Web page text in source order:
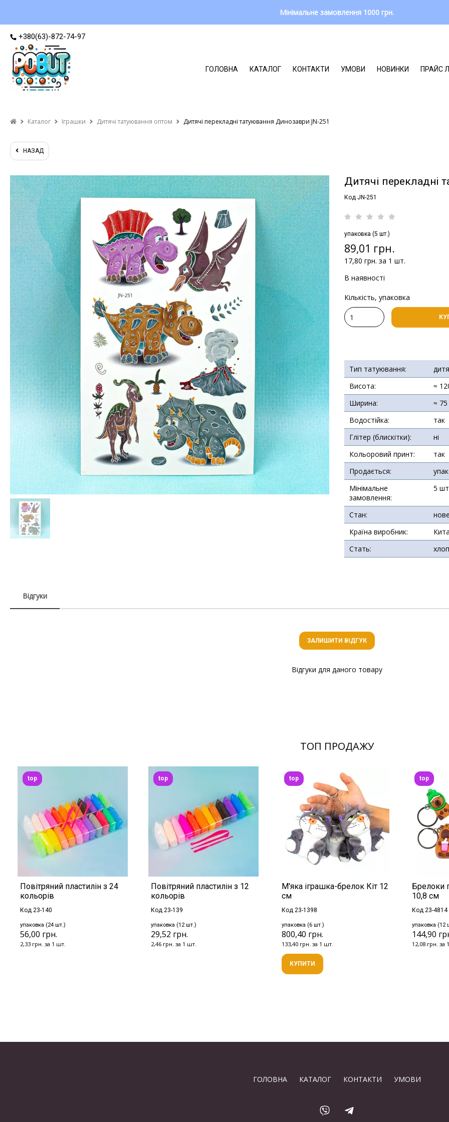
Мінімальне замовлення 1000 грн.
+380(63)-872-74-97
ГОЛОВНА КАТАЛОГ КОНТАКТИ УМОВИ НОВИНКИ ПРАЙС
Каталог Іграшки Дитячі татуювання оптом Дитячі перекладні татуювання Динозаври JN-251
НАЗАД
Дитячі перекладні
Код JN-251
упаковка (5 шт.)
89,01 грн.
17,80 грн. за 1 шт.
В наявності
Кількість, упаковка
Тип татуювання:
Висота:
≈
Ширина:
≈
Водостійка:
так
Глітер (блискітки):
ні
Кольоровий принт:
так
Продається:
Мінімальне
замовлення:
5
Стан:
нове
Країна виробник:
Стать:
Відгуки
ЗАЛИШИТИ ВІДГУК
Відгуки для даного товару
ТОП ПРОДАЖУ
Повітряний пластилін з 24
кольорів
Код 23-140
упаковка (24 шт.)
56,00 грн.
2,33 грн. за 1 шт.
top
Повітряний пластилін з 12
кольорів
Код 23-139
упаковка (12 шт.)
29,52 грн.
2,46 грн. за 1 шт.
top
М'яка іграшка-брелок Кіт 12
см
Код 23-1398
упаковка (6 шт.)
800,40 грн.
133,40 грн. за 1 шт.
top
КУПИТИ
Брелоки
10,8 см
Код 23-4814
упаковка (12
144,90
12,08 грн. за
top
ГОЛОВНА КАТАЛОГ КОНТАКТИ УМОВИ